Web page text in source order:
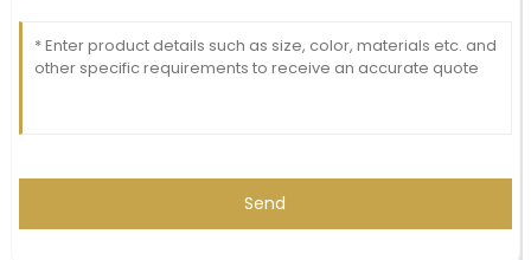
Send